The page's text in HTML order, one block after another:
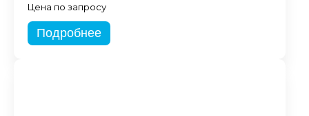
Цена по запросу
Подробнее